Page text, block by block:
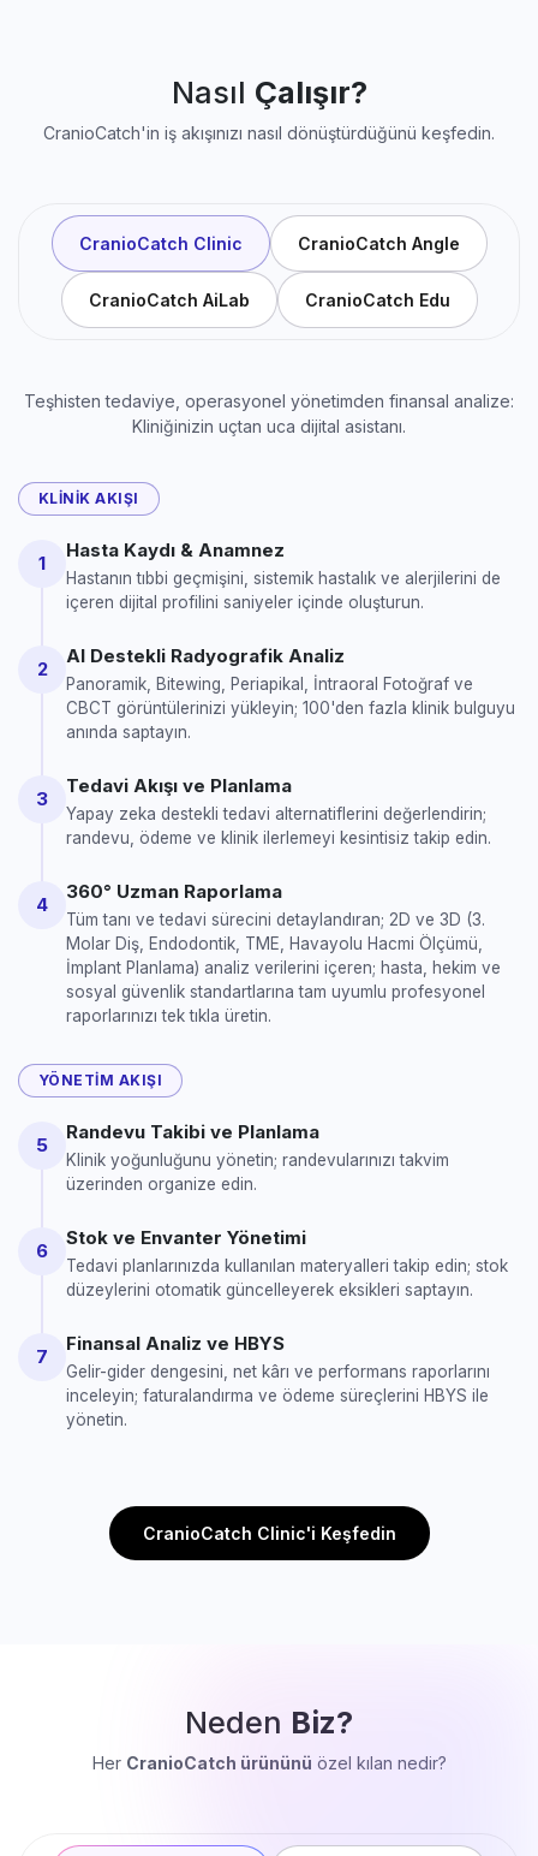
Nasıl Çalışır?
CranioCatch'in iş akışınızı nasıl dönüştürdüğünü keşfedin.
CranioCatch Clinic CranioCatch Angle
CranioCatch AiLab CranioCatch Edu
Teşhisten tedaviye, operasyonel yönetimden finansal analize:
Kliniğinizin uçtan uca dijital asistanı.
KLINIK AKIŞI
1
Hasta Kaydı & Anamnez
Hastanın tıbbi geçmişini, sistemik hastalık ve alerjilerini de
içeren dijital profilini saniyeler içinde oluşturun.
2
AI Destekli Radyografik Analiz
Panoramik, Bitewing, Periapikal, İntraoral Fotoğraf ve
CBCT görüntülerinizi yükleyin; 100'den fazla klinik bulguyu
anında saptayın.
3
Tedavi Akışı ve Planlama
Yapay zeka destekli tedavi alternatiflerini değerlendirin;
randevu, ödeme ve klinik ilerlemeyi kesintisiz takip edin.
4
360° Uzman Raporlama
Tüm tanı ve tedavi sürecini detaylandıran; 2D ve 3D (3.
Molar Diş, Endodontik, TME, Havayolu Hacmi Ölçümü,
İmplant Planlama) analiz verilerini içeren; hasta, hekim ve
sosyal güvenlik standartlarına tam uyumlu profesyonel
raporlarınızı tek tıkla üretin.
YÖNETIM AKIŞI
5
Randevu Takibi ve Planlama
Klinik yoğunluğunu yönetin; randevularınızı takvim
üzerinden organize edin.
6
Stok ve Envanter Yönetimi
Tedavi planlarınızda kullanılan materyalleri takip edin; stok
düzeylerini otomatik güncelleyerek eksikleri saptayın.
7
Finansal Analiz ve HBYS
Gelir-gider dengesini, net kârı ve performans raporlarını
inceleyin; faturalandırma ve ödeme süreçlerini HBYS ile
yönetin.
CranioCatch Clinic'i Keşfedin
Neden Biz?
Her CranioCatch ürününü özel kılan nedir?